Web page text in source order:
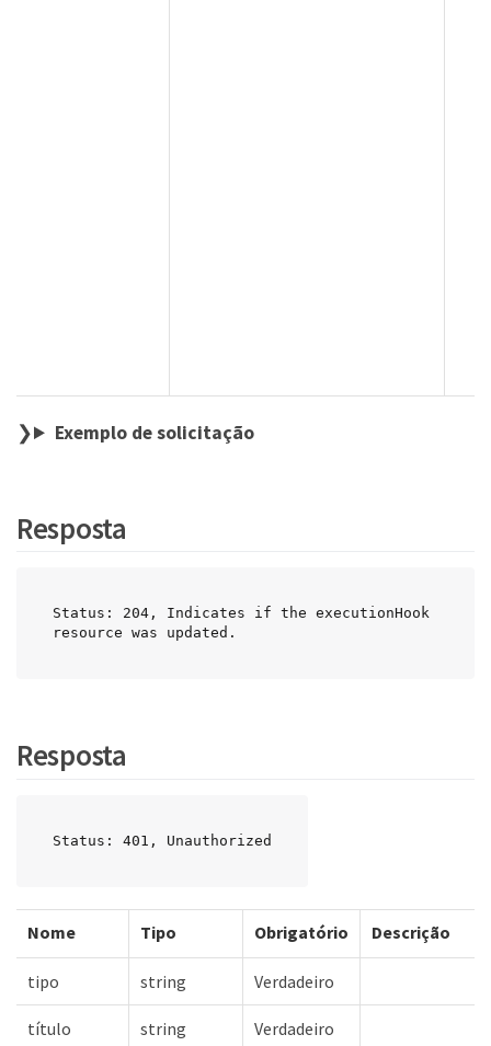
Exemplo de solicitação
Resposta
Status: 204, Indicates if the executionHook
resource was updated.
Resposta
Status: 401, Unauthorized
Nome Tipo Obrigatório Descrição
tipo string Verdadeiro
título string Verdadeiro